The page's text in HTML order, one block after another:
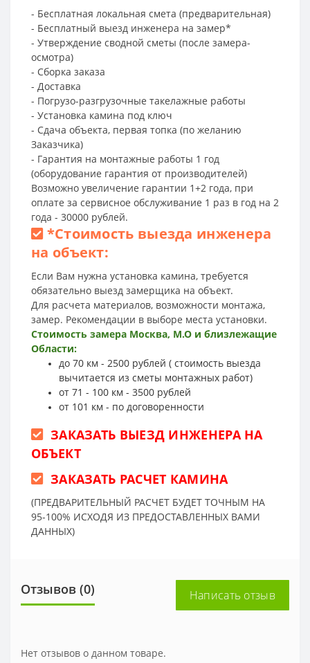
- Бесплатная локальная смета (предварительная)
- Бесплатный выезд инженера на замер*
- Утверждение сводной сметы (после замера-
осмотра)
- Сборка заказа
- Доставка
- Погрузо-разгрузочные такелажные работы
- Установка камина под ключ
- Сдача объекта, первая топка (по желанию
Заказчика)
- Гарантия на монтажные работы 1 год
(оборудование гарантия от производителей)
Возможно увеличение гарантии 1+2 года, при
оплате за сервисное обслуживание 1 раз в год на 2
года - 30000 рублей.
*Стоимость выезда инженера
на объект:
Если Вам нужна установка камина, требуется
обязательно выезд замерщика на объект.
Для расчета материалов, возможности монтажа,
замер. Рекомендации в выборе места установки.
Стоимость замера Москва, М.О и близлежащие
Области:
до 70 км - 2500 рублей ( стоимость выезда
вычитается из сметы монтажных работ)
от 71 - 100 км - 3500 рублей
от 101 км - по договоренности
ЗАКАЗАТЬ ВЫЕЗД ИНЖЕНЕРА НА
ОБЪЕКТ
ЗАКАЗАТЬ РАСЧЕТ КАМИНА
(ПРЕДВАРИТЕЛЬНЫЙ РАСЧЕТ БУДЕТ ТОЧНЫМ НА
95-100% ИСХОДЯ ИЗ ПРЕДОСТАВЛЕННЫХ ВАМИ
ДАННЫХ)
Отзывов (0) Написать отзыв
Нет отзывов о данном товаре.